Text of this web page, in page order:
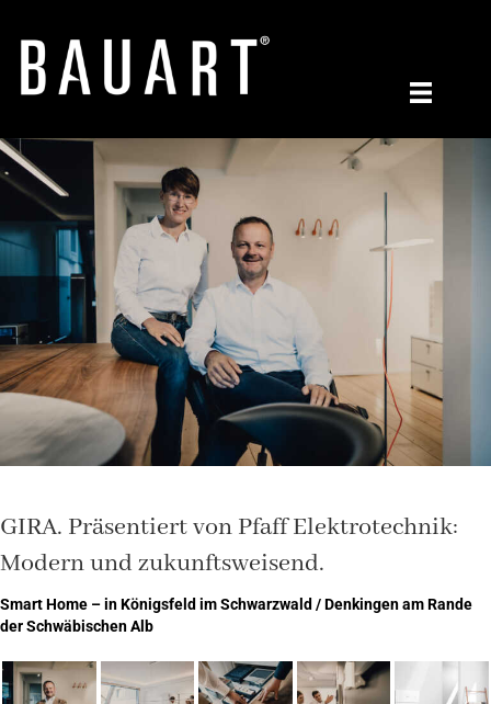
GIRA. Präsentiert von Pfaff Elektrotechnik:
Modern und zukunftsweisend.
Smart Home – in Königsfeld im Schwarzwald / Denkingen am Rande
der Schwäbischen Alb